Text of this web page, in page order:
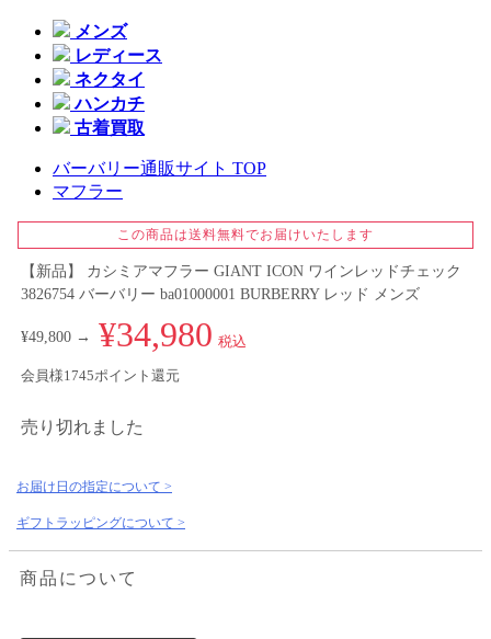
メンズ
レディース
ネクタイ
ハンカチ
古着買取
バーバリー通販サイト TOP
マフラー
この商品は送料無料でお届けいたします
【新品】 カシミアマフラー GIANT ICON ワインレッドチェック
3826754 バーバリー ba01000001 BURBERRY レッド メンズ
¥49,800 → ¥34,980 税込
会員様1745ポイント還元
売り切れました
お届け日の指定について >
ギフトラッピングについて >
商品について